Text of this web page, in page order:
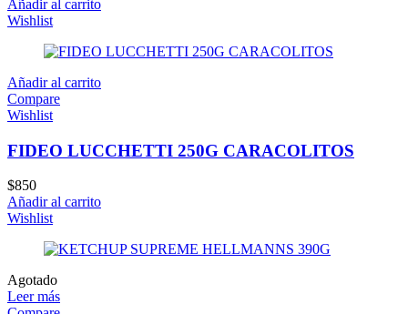
Añadir al carrito
Wishlist
Añadir al carrito
Compare
Wishlist
FIDEO LUCCHETTI 250G CARACOLITOS
$850
Añadir al carrito
Wishlist
Agotado
Leer más